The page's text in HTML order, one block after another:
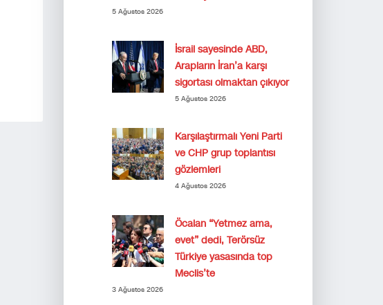
5 Ağustos 2026
İsrail sayesinde ABD,
Arapların İran’a karşı
sigortası olmaktan çıkıyor
5 Ağustos 2026
Karşılaştırmalı Yeni Parti
ve CHP grup toplantısı
gözlemleri
4 Ağustos 2026
Öcalan “Yetmez ama,
evet” dedi, Terörsüz
Türkiye yasasında top
Meclis’te
3 Ağustos 2026